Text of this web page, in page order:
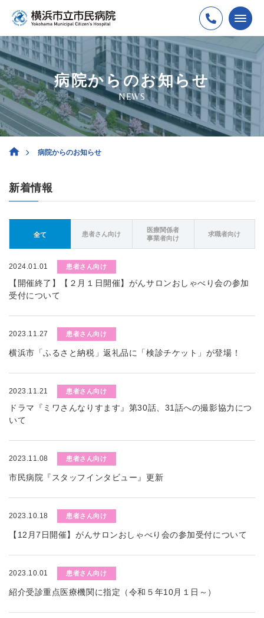
病院からのお知らせ
NEWS
病院からのお知らせ
新着情報
全て 患者さん向け
医療関係者
事業者向け
求職者向け
2024.01.01 患者さん向け
【開催終了】【２月１日開催】がんサロンおしゃべり会の参加
受付について
2023.11.27 患者さん向け
横浜市「ふるさと納税」返礼品に「検診チケット」が登場！
2023.11.21 患者さん向け
ドラマ『ミワさんなりすます』第30話、31話への撮影協力につ
いて
2023.11.08 患者さん向け
市民病院『スタッフインタビュー』更新
2023.10.18 患者さん向け
【12月7日開催】がんサロンおしゃべり会の参加受付について
2023.10.01 患者さん向け
紹介受診重点医療機関に指定（令和５年10月１日～）